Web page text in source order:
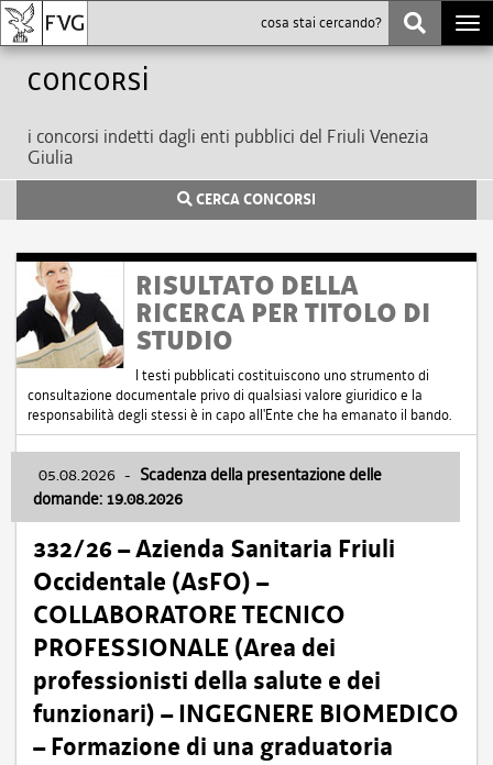
Concorsi
i concorsi indetti dagli enti pubblici del Friuli Venezia
Giulia
CERCA CONCORSI
RISULTATO DELLA
RICERCA PER TITOLO DI
STUDIO
I testi pubblicati costituiscono uno strumento di
consultazione documentale privo di qualsiasi valore giuridico e la
responsabilità degli stessi è in capo all'Ente che ha emanato il bando.
05.08.2026 - Scadenza della presentazione delle
domande: 19.08.2026
332/26 – Azienda Sanitaria Friuli
Occidentale (AsFO) –
COLLABORATORE TECNICO
PROFESSIONALE (Area dei
professionisti della salute e dei
funzionari) – INGEGNERE BIOMEDICO
– Formazione di una graduatoria